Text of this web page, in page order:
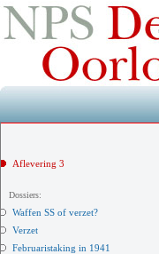
Aflevering 3
Dossiers:
Waffen SS of verzet?
Verzet
Februaristaking in 1941